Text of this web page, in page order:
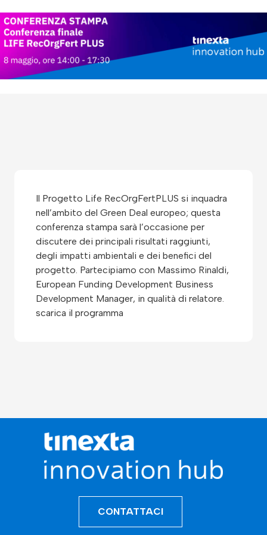
Il Progetto Life RecOrgFertPLUS si inquadra
nell’ambito del Green Deal europeo; questa
conferenza stampa sarà l’occasione per
discutere dei principali risultati raggiunti,
degli impatti ambientali e dei benefici del
progetto. Partecipiamo con Massimo Rinaldi,
European Funding Development Business
Development Manager, in qualità di relatore.
scarica il programma
CONTATTACI